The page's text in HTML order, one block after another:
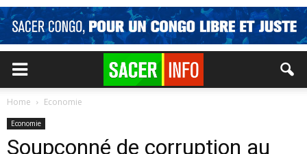
Home Economie
Economie
Soupçonné de corruption au